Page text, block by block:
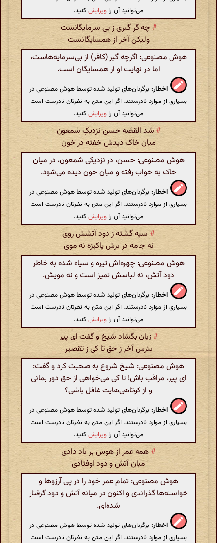
می‌توانید آن را ویرایشکنید.
# چه گر گبری ز بی سرمایگانست
ولیکن آخر از همسایگانست
هوش مصنوعی: اگرچه گبر (کافر) از بی‌سرمایه‌هاست،
اما در نهایت او از همسایگان است.
اخطار: برگردان‌های تولید شده توسط هوش مصنوعی در
بسیاری از موارد نادرستند. اگر این متن به نظرتان نادرست است
می‌توانید آن را ویرایشکنید.
# شد القصّه حسن نزدیکِ شمعون
میان خاک دیدش خفته در خون
هوش مصنوعی: حسن، در نزدیکی شمعون، در میان
خاک به خواب رفته و میان خون دیده می‌شود.
اخطار: برگردان‌های تولید شده توسط هوش مصنوعی در
بسیاری از موارد نادرستند. اگر این متن به نظرتان نادرست است
می‌توانید آن را ویرایشکنید.
# سیه گشته ز دود آتشش روی
نه جامه در برش پاکیزه نه موی
هوش مصنوعی: چهره‌اش تیره و سیاه شده به خاطر
دود آتش، نه لباسش تمیز است و نه مویش.
اخطار: برگردان‌های تولید شده توسط هوش مصنوعی در
بسیاری از موارد نادرستند. اگر این متن به نظرتان نادرست است
می‌توانید آن را ویرایشکنید.
# زبان بگشاد شیخ و گفت ای پیر
بترس آخر ز حق تا کی ز تقصیر
هوش مصنوعی: شیخ شروع به صحبت کرد و گفت:
ای پیر، مراقب باش! تا کی می‌خواهی از حق دور بمانی
و از کوتاهی‌هایت غافل باشی؟
اخطار: برگردان‌های تولید شده توسط هوش مصنوعی در
بسیاری از موارد نادرستند. اگر این متن به نظرتان نادرست است
می‌توانید آن را ویرایشکنید.
# همه عمر از هوس بر باد دادی
میان آتش و دود اوفتادی
هوش مصنوعی: تمام عمر خود را در پی آرزوها و
خواسته‌ها گذراندی و اکنون در میانه آتش و دود گرفتار
شده‌ای.
اخطار: برگردان‌های تولید شده توسط هوش مصنوعی در
بسیاری از موارد نادرستند. اگر این متن به نظرتان نادرست است